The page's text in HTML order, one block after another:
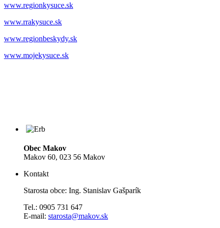
www.regionkysuce.sk
www.rrakysuce.sk
www.regionbeskydy.sk
www.mojekysuce.sk
Obec Makov
Makov 60, 023 56 Makov
Kontakt
Starosta obce: Ing. Stanislav Gašparík
Tel.: 0905 731 647
E-mail: starosta@makov.sk